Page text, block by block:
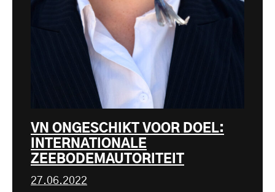
VN ONGESCHIKT VOOR DOEL:
INTERNATIONALE
ZEEBODEMAUTORITEIT
27.06.2022